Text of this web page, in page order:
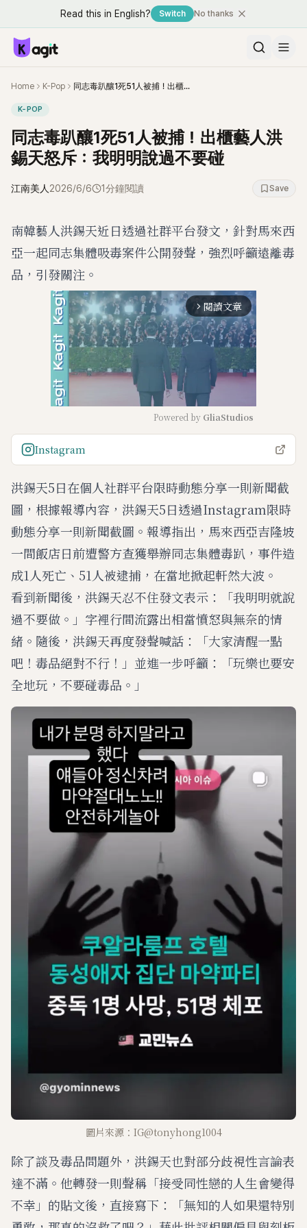
Read this in English? Switch No thanks
Home K-Pop 同志毒趴釀1死51人被捕！出櫃藝人洪錫天怒斥：我明明說過不要碰
K-POP
同志毒趴釀1死51人被捕！出櫃藝人洪
錫天怒斥：我明明說過不要碰
江南美人 2026/6/6 1分鐘閱讀 Save
南韓藝人洪錫天近日透過社群平台發文，針對馬來西
亞一起同志集體吸毒案件公開發聲，強烈呼籲遠離毒
品，引發關注。
arrow_forward_ios 閱讀文章
e
Powered by GliaStudios
Instagram
洪錫天5日在個人社群平台限時動態分享一則新聞截
圖，根據報導內容，洪錫天5日透過Instagram限時
動態分享一則新聞截圖。報導指出，馬來西亞吉隆坡
一間飯店日前遭警方查獲舉辦同志集體毒趴，事件造
成1人死亡、51人被逮捕，在當地掀起軒然大波。
看到新聞後，洪錫天忍不住發文表示：「我明明就說
過不要做。」字裡行間流露出相當憤怒與無奈的情
緒。隨後，洪錫天再度發聲喊話：「大家清醒一點
吧！毒品絕對不行！」並進一步呼籲：「玩樂也要安
全地玩，不要碰毒品。」
圖片來源：IG@tonyhong1004
除了談及毒品問題外，洪錫天也對部分歧視性言論表
達不滿。他轉發一則聲稱「接受同性戀的人生會變得
不幸」的貼文後，直接寫下：「無知的人如果還特別